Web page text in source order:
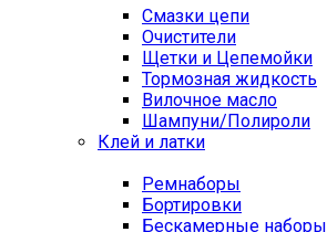
Смазки цепи
Очистители
Щетки и Цепемойки
Тормозная жидкость
Вилочное масло
Шампуни/Полироли
Клей и латки
Ремнаборы
Бортировки
Бескамерные наборы